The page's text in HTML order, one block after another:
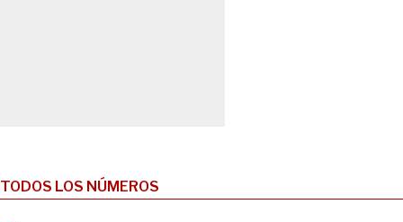
TODOS LOS NÚMEROS